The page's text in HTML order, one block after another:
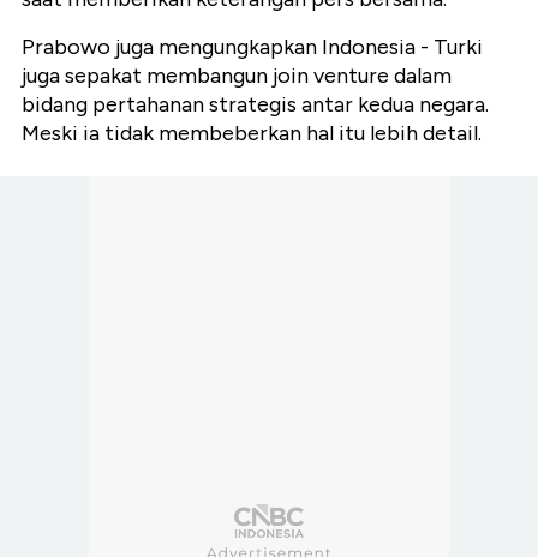
Prabowo juga mengungkapkan Indonesia - Turki
juga sepakat membangun join venture dalam
bidang pertahanan strategis antar kedua negara.
Meski ia tidak membeberkan hal itu lebih detail.